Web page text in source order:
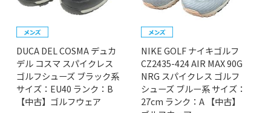
DUCA DEL COSMA デュカ
デル コスマ スパイクレス
ゴルフシューズ ブラック系
サイズ：EU40 ランク：B
【中古】ゴルフウェア
NIKE GOLF ナイキゴルフ
CZ2435-424 AIR MAX 90G
NRG スパイクレス ゴルフ
シューズ ブルー系 サイズ：
27cm ランク：A 【中古】